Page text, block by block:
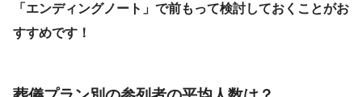
「エンディングノート」で前もって検討しておくことがお
すすめです！